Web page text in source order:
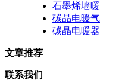
石墨烯墙暖
碳晶电暖气
碳晶电暖器
文章推荐
联系我们